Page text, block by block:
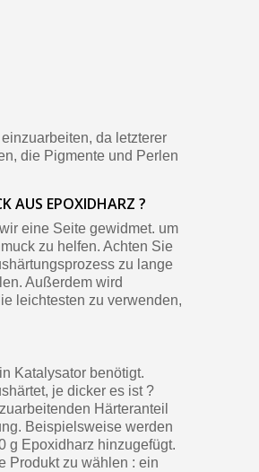
mit jeder Bestellung Treuepunkte
für jede Weiterempfehlung
Angebot in weniger als 1 Minute
und erhalten Sie
mit jeder Bestellung Treuepunkte
von Produkten innerhalb von 14
von 5€ auf die erste Bestellung
da letzterer
die Pigmente und Perlen
AUS EPOXIDHARZ ?
eine Seite gewidmet. um
zu helfen. Achten Sie
zu lange
Außerdem wird
leichtesten zu verwenden,
Katalysator benötigt.
je dicker es ist ?
Härteranteil
Beispielsweise werden
g Epoxidharz hinzugefügt.
Produkt zu wählen : ein